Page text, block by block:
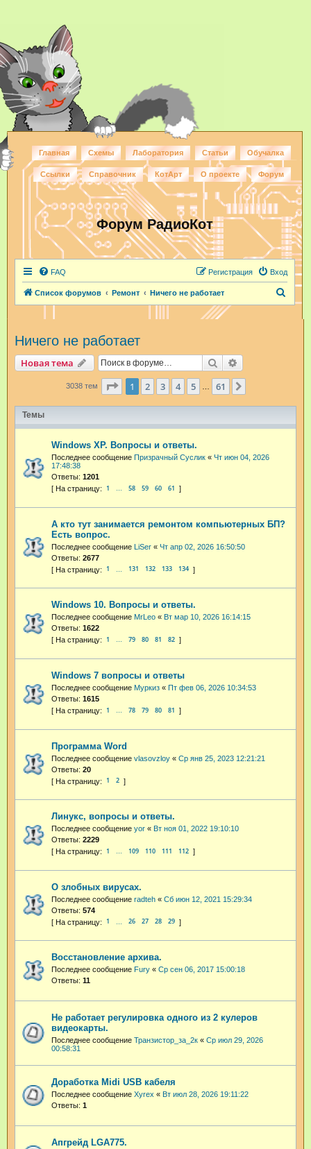
Главная Схемы Лаборатория Статьи Обучалка
Ссылки Справочник КотАрт О проекте Форум
Форум РадиоКот
FAQ Вход
Регистрация
Список форумов Ремонт Ничего не работает
Ничего не работает
Новая тема Поиск
3038 тем Страница из 61
1 2 3 4 5 61
Темы
Windows XP. Вопросы и ответы.
Последнее сообщение Призрачный Суслик « Чт июн 04, 2026
17:48:38
Ответы: 1201
1 … 58 59 60 61
А кто тут занимается ремонтом компьютерных БП?
Есть вопрос.
Последнее сообщение LiSer « Чт апр 02, 2026 16:50:50
Ответы: 2677
1 131 132 133 134
Windows 10. Вопросы и ответы.
Последнее сообщение MrLeo « Вт мар 10, 2026 16:14:15
Ответы: 1622
1 … 79 80 81 82
Windows 7 вопросы и ответы
Последнее сообщение Муркиз « Пт фев 06, 2026 10:34:53
Ответы: 1615
1 … 78 79 80 81
Программа Word
Последнее сообщение vlasovzloy « Ср янв 25, 2023 12:21:21
Ответы: 20
1 2
Линукс, вопросы и ответы.
Последнее сообщение yor « Вт ноя 01, 2022 19:10:10
Ответы: 2229
1 … 109 110 111 112
О злобных вирусах.
Последнее сообщение radteh « Сб июн 12, 2021 15:29:34
Ответы: 574
1 26 27 28 29
Восстановление архива.
Последнее сообщение Fury « Ср сен 06, 2017 15:00:18
Ответы: 11
Не работает регулировка одного из 2 кулеров
видеокарты.
Последнее сообщение Транзистор_за_2к « Ср июл 29, 2026
00:58:31
Доработка Midi USB кабеля
Последнее сообщение Xyrex « Вт июл 28, 2026 19:11:22
Ответы: 1
Апгрейд LGA775.